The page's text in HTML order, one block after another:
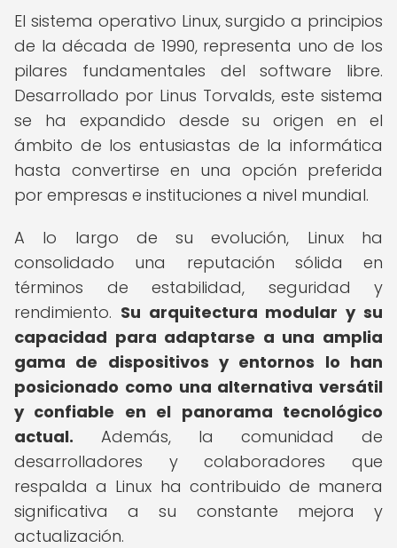
El sistema operativo Linux, surgido a principios
de la década de 1990, representa uno de los
pilares fundamentales del software libre.
Desarrollado por Linus Torvalds, este sistema
se ha expandido desde su origen en el
ámbito de los entusiastas de la informática
hasta convertirse en una opción preferida
por empresas e instituciones a nivel mundial.
A lo largo de su evolución, Linux ha
consolidado una reputación sólida en
términos de estabilidad, seguridad y
rendimiento. Su arquitectura modular y su
capacidad para adaptarse a una amplia
gama de dispositivos y entornos lo han
posicionado como una alternativa versátil
y confiable en el panorama tecnológico
actual. Además, la comunidad de
desarrolladores y colaboradores que
respalda a Linux ha contribuido de manera
significativa a su constante mejora y
actualización.